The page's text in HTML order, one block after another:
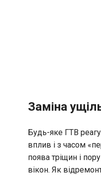
Заміна
Будь-яке ГТВ
вплив і з часом
поява тріщин і
вікон. Як